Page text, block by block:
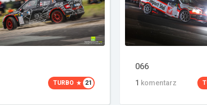
066
1 komentarz
TURBO 21